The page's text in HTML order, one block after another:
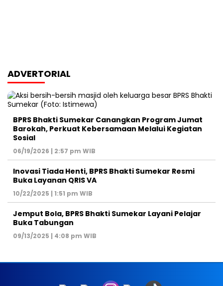
ADVERTORIAL
BPRS Bhakti Sumekar Canangkan Program Jumat
Barokah, Perkuat Kebersamaan Melalui Kegiatan
Sosial
06/19/2026 | 2:57 pm WIB
Inovasi Tiada Henti, BPRS Bhakti Sumekar Resmi
Buka Layanan QRIS VA
10/22/2025 | 1:51 pm WIB
Jemput Bola, BPRS Bhakti Sumekar Layani Pelajar
Buka Tabungan
09/13/2025 | 4:08 pm WIB